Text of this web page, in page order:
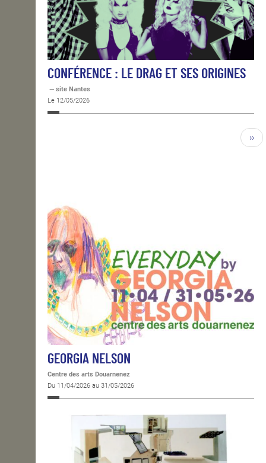
CONFÉRENCE : LE DRAG ET SES ORIGINES
— site Nantes
Le 12/05/2026
››
GEORGIA NELSON
Centre des arts Douarnenez
Du 11/04/2026 au 31/05/2026